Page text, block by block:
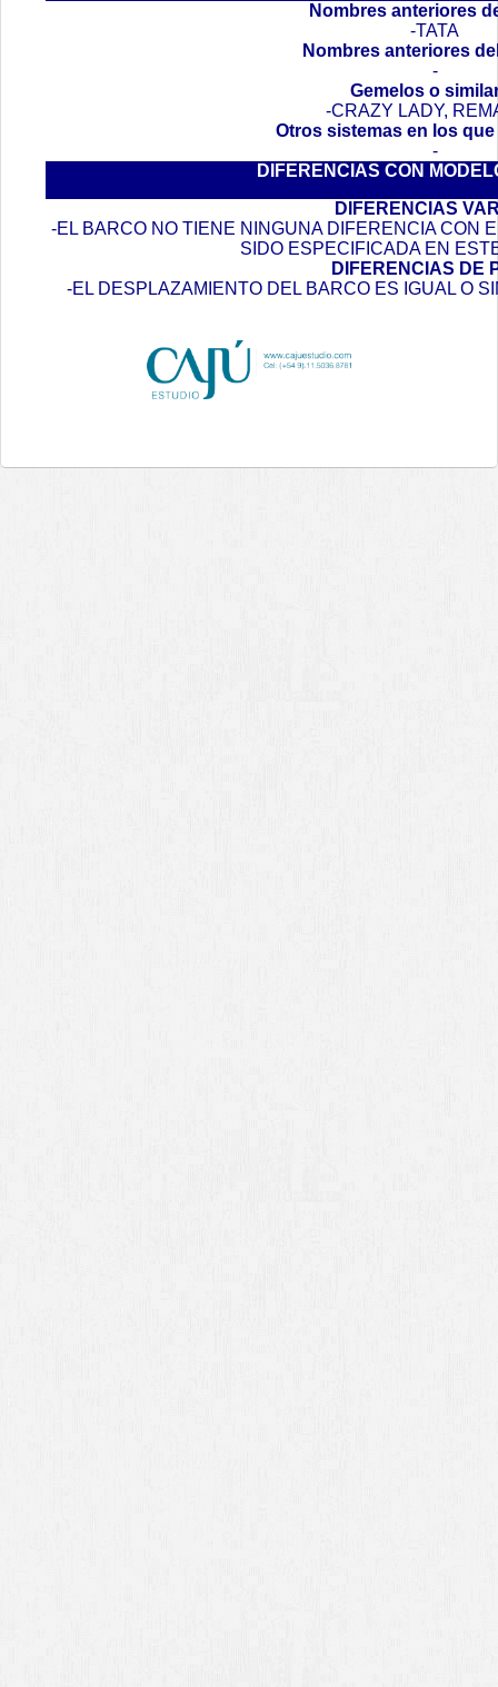
Nombres anteriores
-TATA
Nombres anteriores
-
Gemelos o
-CRAZY LADY,
Otros sistemas en los
-
DIFERENCIAS CON
DIFERENCIAS
-EL BARCO NO TIENE NINGUNA DIFERENCIA CON
SIDO ESPECIFICADA EN
DIFERENCIAS DE
-EL DESPLAZAMIENTO DEL BARCO ES IGUAL O